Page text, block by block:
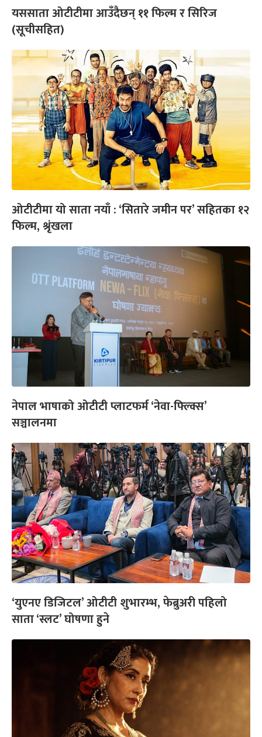
यससाता ओटीटीमा आउँदैछन् ११ फिल्म र सिरिज
(सूचीसहित)
ओटीटीमा यो साता नयाँ : ‘सितारे जमीन पर’ सहितका १२
फिल्म, श्रृंखला
नेपाल भाषाको ओटीटी प्लाटफर्म ‘नेवा-फ्ल्क्सि’
सञ्चालनमा
‘युएनए डिजिटल’ ओटीटी शुभारम्भ, फेब्रुअरी पहिलो
साता ‘स्लट’ घोषणा हुने